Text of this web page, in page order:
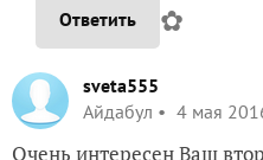
Ответить ✿
sveta555
Айдабул
4 мая
Очень интересен Ваш